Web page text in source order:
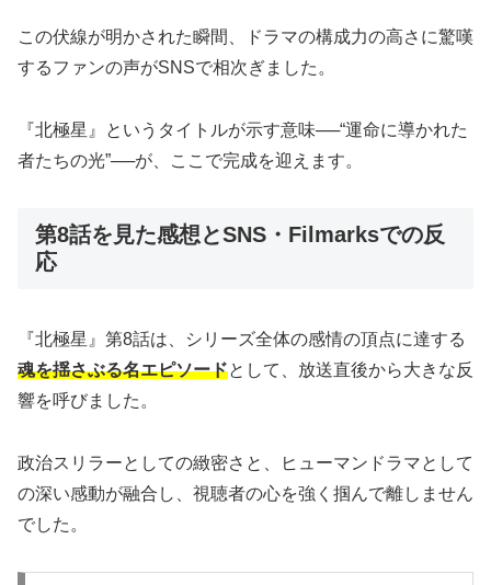
この伏線が明かされた瞬間、ドラマの構成力の高さに驚嘆
するファンの声がSNSで相次ぎました。
『北極星』というタイトルが示す意味──“運命に導かれた
者たちの光”──が、ここで完成を迎えます。
第8話を見た感想とSNS・Filmarksでの反
応
『北極星』第8話は、シリーズ全体の感情の頂点に達する
魂を揺さぶる名エピソードとして、放送直後から大きな反
響を呼びました。
政治スリラーとしての緻密さと、ヒューマンドラマとして
の深い感動が融合し、視聴者の心を強く掴んで離しません
でした。